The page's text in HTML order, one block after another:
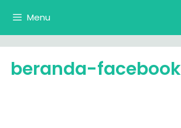
isi
Menu
beranda-facebook